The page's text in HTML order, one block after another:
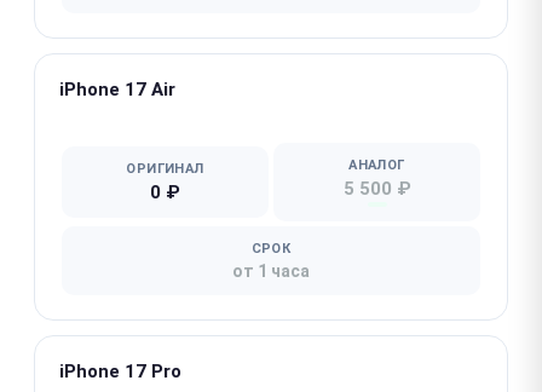
iPhone 17 Air
ОРИГИНАЛ
0 ₽
АНАЛОГ
5 500 ₽
СРОК
от 1 часа
iPhone 17 Pro